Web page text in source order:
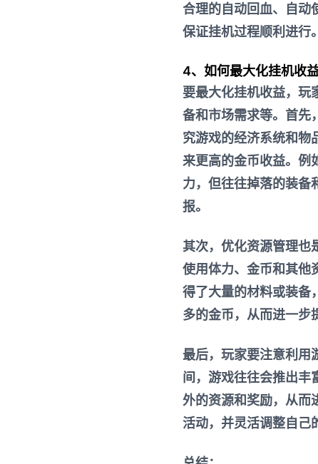
合理的自动回血、自动
保证挂机过程顺利进行。
4、如何最大化挂机收
要最大化挂机收益，玩
备和市场需求等。首先
究游戏的经济系统和物
来更高的金币收益。例
力，但往往掉落的装备
报。
其次，优化资源管理也
使用体力、金币和其他
得了大量的材料或装备
多的金币，从而进一步
最后，玩家要注意利用
间，游戏往往会推出丰
外的资源和奖励，从而
活动，并灵活调整自己